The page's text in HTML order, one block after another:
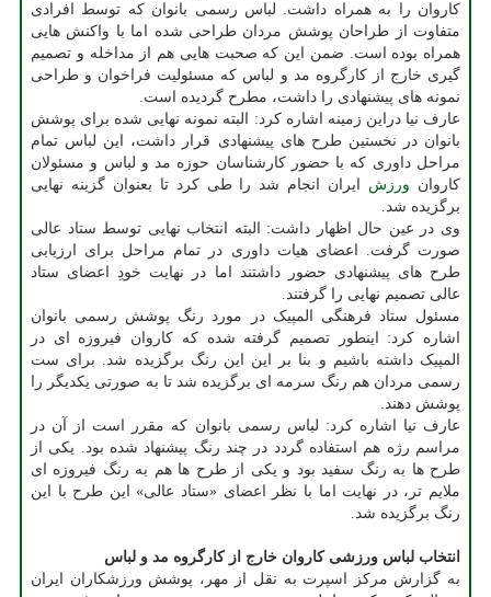
کاروان را به همراه داشت. لباس رسمی بانوان که توسط افرادی
متفاوت از طراحان پوشش مردان طراحی شده اما با واکنش هایی
همراه بوده است. ضمن این که صحبت هایی هم از مداخله و تصمیم
گیری خارج از کارگروه مد و لباس که مسئولیت فراخوان و طراحی
نمونه های پیشنهادی را داشت، مطرح گردیده است.
عارف نیا دراین زمینه اشاره کرد: البته نمونه نهایی شده برای پوشش
بانوان در نخستین طرح های پیشنهادی قرار داشت، این لباس تمام
مراحل داوری که با حضور کارشناسان حوزه مد و لباس و مسئولان
کاروان ورزش ایران انجام شد را طی کرد تا بعنوان گزینه نهایی
برگزیده شد.
وی در عین حال اظهار داشت: البته انتخاب نهایی توسط ستاد عالی
صورت گرفت. اعضای هیات داوری در تمام مراحل برای ارزیابی
طرح های پیشنهادی حضور داشتند اما در نهایت خودِ اعضای ستاد
عالی تصمیم نهایی را گرفتند.
مسئول ستاد فرهنگی المپیک در مورد رنگ پوشش رسمی بانوان
اشاره کرد: اینطور تصمیم گرفته شده که کاروان فیروزه ای در
المپیک داشته باشیم و بنا بر این این رنگ برگزیده شد. برای ست
رسمی مردان هم رنگ سرمه ای برگزیده شد تا به صورتی یکدیگر را
پوشش دهند.
عارف نیا اشاره کرد: لباس رسمی بانوان که مقرر است از آن در
مراسم رژه هم استفاده گردد در چند رنگ پیشنهاد شده بود. یکی از
طرح ها به رنگ سفید بود و یکی از طرح ها هم به رنگ فیروزه ای
ملایم تر، در نهایت اما با نظر اعضای «ستاد عالی» این طرح با این
رنگ برگزیده شد.
انتخاب لباس ورزشی کاروان خارج از کارگروه مد و لباس
به گزارش مرکز اسپرت به نقل از مهر، پوشش ورزشکاران ایران